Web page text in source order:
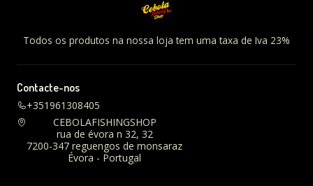
Todos os produtos na nossa loja tem uma taxa de Iva 23%
Contacte-nos
+351961308405
CEBOLAFISHINGSHOP
rua de évora n 32, 32
7200-347 reguengos de monsaraz
Évora - Portugal